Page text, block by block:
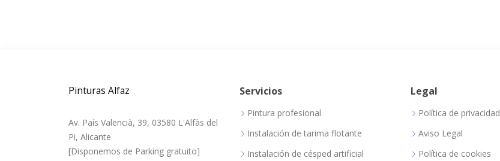
Pinturas Alfaz
Av. País Valencià, 39, 03580 L'Alfàs del
Pi, Alicante
[Disponemos de Parking gratuito]
Servicios
Pintura profesional
Instalación de tarima flotante
Instalación de césped artificial
Legal
Política de privacidad
Aviso Legal
Política de cookies